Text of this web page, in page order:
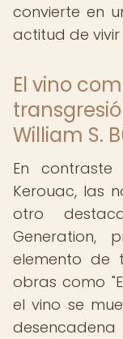
convierte en
actitud de vivir
El vino
William S.
En
Kerouac, las
otro
Generation,
elemento de
obras como
el vino se